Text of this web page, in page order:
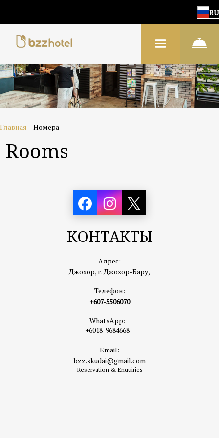
RU
Главная –Номера
Rooms
КОНТАКТЫ
Адрес:
Джохор, г. Джохор-Бару,
Телефон:
+607-5506070
WhatsApp:
+6018-9684668
Email:
bzz.skudai@gmail.com
Reservation & Enquiries